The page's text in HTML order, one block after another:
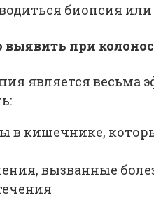
биопсия
при
является
в кишечнике,
вызванные